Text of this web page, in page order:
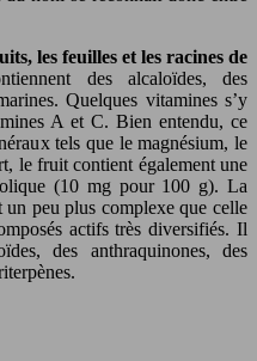
les feuilles et les racines de
des alcaloïdes, des
Quelques vitamines s’y
A et C. Bien entendu, ce
tels que le magnésium, le
le fruit contient également une
(10 mg pour 100 g). La
peu plus complexe que celle
actifs très diversifiés. Il
des anthraquinones, des